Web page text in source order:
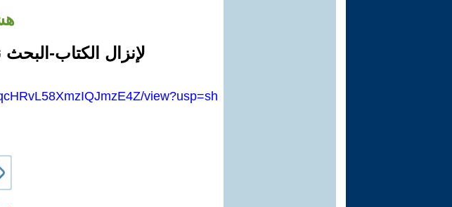
لإنزال الكتاب-
view?usp=sh